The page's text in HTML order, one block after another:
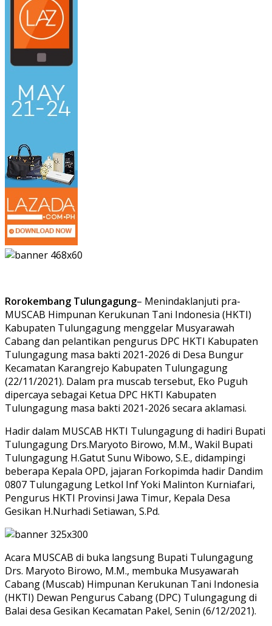
Rorokembang Tulungagung– Menindaklanjuti pra-
MUSCAB Himpunan Kerukunan Tani Indonesia (HKTI)
Kabupaten Tulungagung menggelar Musyarawah
Cabang dan pelantikan pengurus DPC HKTI Kabupaten
Tulungagung masa bakti 2021-2026 di Desa Bungur
Kecamatan Karangrejo Kabupaten Tulungagung
(22/11/2021). Dalam pra muscab tersebut, Eko Puguh
dipercaya sebagai Ketua DPC HKTI Kabupaten
Tulungagung masa bakti 2021-2026 secara aklamasi.
Hadir dalam MUSCAB HKTI Tulungagung di hadiri Bupati
Tulungagung Drs.Maryoto Birowo, M.M., Wakil Bupati
Tulungagung H.Gatut Sunu Wibowo, S.E., didampingi
beberapa Kepala OPD, jajaran Forkopimda hadir Dandim
0807 Tulungagung Letkol Inf Yoki Malinton Kurniafari,
Pengurus HKTI Provinsi Jawa Timur, Kepala Desa
Gesikan H.Nurhadi Setiawan, S.Pd.
Acara MUSCAB di buka langsung Bupati Tulungagung
Drs. Maryoto Birowo, M.M., membuka Musyawarah
Cabang (Muscab) Himpunan Kerukunan Tani Indonesia
(HKTI) Dewan Pengurus Cabang (DPC) Tulungagung di
Balai desa Gesikan Kecamatan Pakel, Senin (6/12/2021).